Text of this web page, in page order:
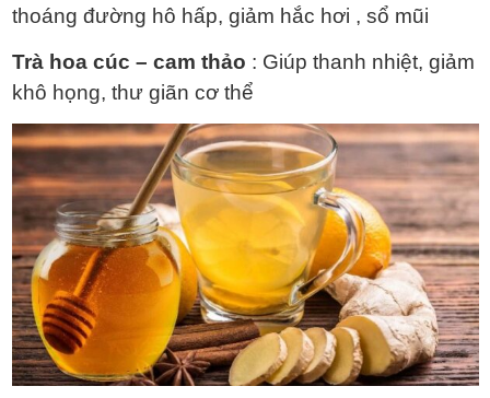
thoáng đường hô hấp, giảm hắc hơi , sổ mũi
Trà hoa cúc – cam thảo : Giúp thanh nhiệt, giảm
khô họng, thư giãn cơ thể